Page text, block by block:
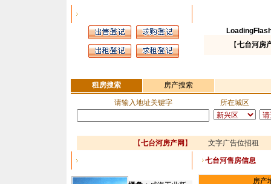
【七台河房
租房搜索 房产搜索
请输入地址关键字 所在城区
【七台河房产网 】 文字广告位招租
七台河售房信息
房产